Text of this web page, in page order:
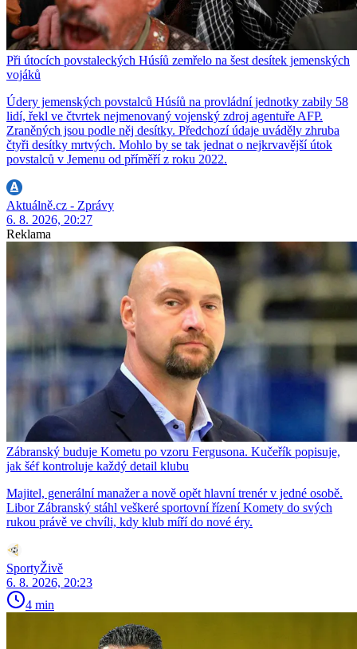
Při útocích povstaleckých Húsíů zemřelo na šest desítek jemenských
vojáků
Údery jemenských povstalců Húsíů na provládní jednotky zabily 58
lidí, řekl ve čtvrtek nejmenovaný vojenský zdroj agentuře AFP.
Zraněných jsou podle něj desítky. Předchozí údaje uváděly zhruba
čtyři desítky mrtvých. Mohlo by se tak jednat o nejkrvavější útok
povstalců v Jemenu od příměří z roku 2022.
Aktuálně.cz - Zprávy
6. 8. 2026, 20:27
Reklama
Zábranský buduje Kometu po vzoru Fergusona. Kučeřík popisuje,
jak šéf kontroluje každý detail klubu
Majitel, generální manažer a nově opět hlavní trenér v jedné osobě.
Libor Zábranský stáhl veškeré sportovní řízení Komety do svých
rukou právě ve chvíli, kdy klub míří do nové éry.
SportyŽivě
6. 8. 2026, 20:23
4 min